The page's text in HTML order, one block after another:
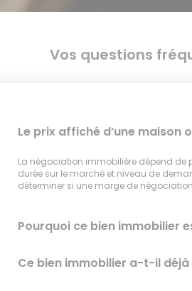
Vos questions
Le prix affiché d’une maison
La négociation immobilière dépend de
durée sur le marché et niveau de
déterminer si une marge de
Pourquoi ce bien immobilier
Ce bien immobilier a-t-il